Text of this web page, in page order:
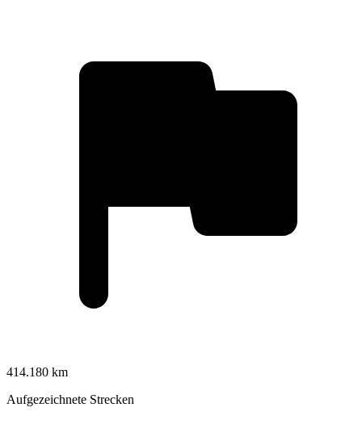
414.180 km
Aufgezeichnete Strecken